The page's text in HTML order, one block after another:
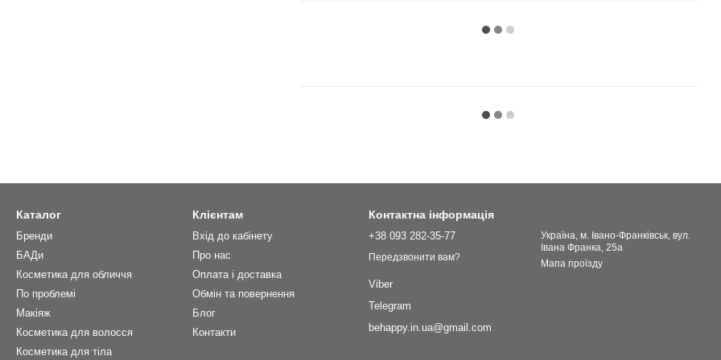
Каталог
Бренди
БАДи
Косметика для обличчя
По проблемі
Макіяж
Косметика для волосся
Косметика для тіла
Клієнтам
Вхід до кабінету
Про нас
Оплата і доставка
Обмін та повернення
Блог
Контакти
Контактна інформація
+38 093 282-35-77
Передзвонити вам?
Viber
Telegram
behappy.in.ua@gmail.com
Українa, м. Івано-Франківськ, вул.
Івана Франка, 25а
Мапа проїзду